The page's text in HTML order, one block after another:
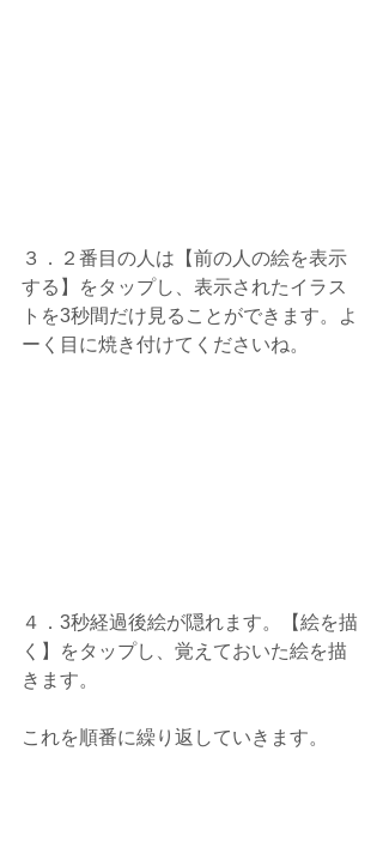
３．２番目の人は【前の人の絵を表示
する】をタップし、表示されたイラス
トを3秒間だけ見ることができます。よ
ーく目に焼き付けてくださいね。
４．3秒経過後絵が隠れます。【絵を描
く】をタップし、覚えておいた絵を描
きます。
これを順番に繰り返していきます。